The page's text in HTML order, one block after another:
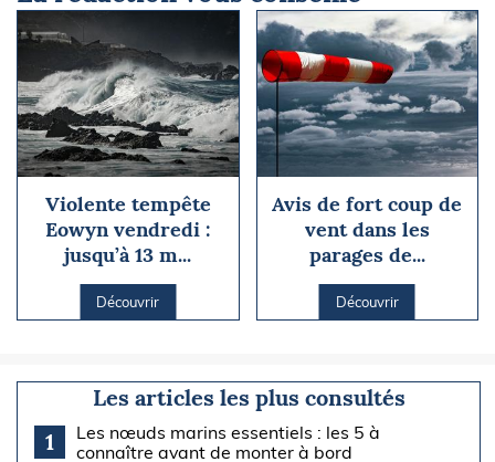
Violente tempête
Eowyn vendredi :
jusqu’à 13 m...
Découvrir
Avis de fort coup de
vent dans les
parages de...
Découvrir
Les articles les plus consultés
1
Les nœuds marins essentiels : les 5 à
connaître avant de monter à bord